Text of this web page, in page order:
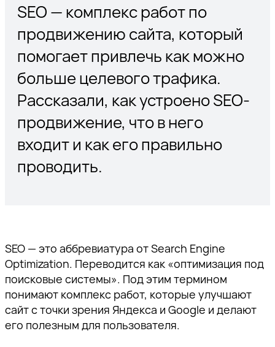
SEO — комплекс работ по
продвижению сайта, который
помогает привлечь как можно
больше целевого трафика.
Рассказали, как устроено SEO-
продвижение, что в него
входит и как его правильно
проводить.
SEO — это аббревиатура от Search Engine
Optimization. Переводится как «оптимизация под
поисковые системы». Под этим термином
понимают комплекс работ, которые улучшают
сайт с точки зрения Яндекса и Google и делают
его полезным для пользователя.